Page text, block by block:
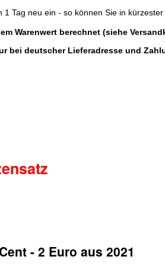
Tag neu ein - so können Sie in
Warenwert berechnet (siehe
bei deutscher Lieferadresse und
- 2 Euro aus 2021